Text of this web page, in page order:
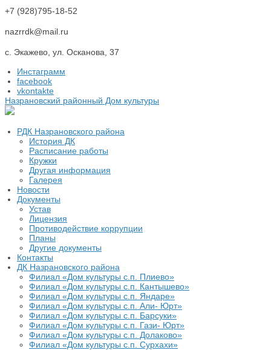
+7 (928)795-18-52
nazrrdk@mail.ru
с. Экажево, ул. Осканова, 37
Инстаграмм
facebook
vkontakte
Назрановский районный Дом культуры
РДК Назрановского района
История ДК
Расписание работы
Кружки
Другая информация
Галерея
Новости
Документы
Устав
Лицензия
Противодействие коррупции
Планы
Другие документы
Контакты
ДК Назрановского района
Филиал «Дом культуры с.п. Плиево»
Филиал «Дом культуры с.п. Кантышево»
Филиал «Дом культуры с.п. Яндаре»
Филиал «Дом культуры с.п. Али- Юрт»
Филиал «Дом культуры с.п. Барсуки»
Филиал «Дом культуры с.п. Гази- Юрт»
Филиал «Дом культуры с.п. Долаково»
Филиал «Дом культуры с.п. Сурхахи»